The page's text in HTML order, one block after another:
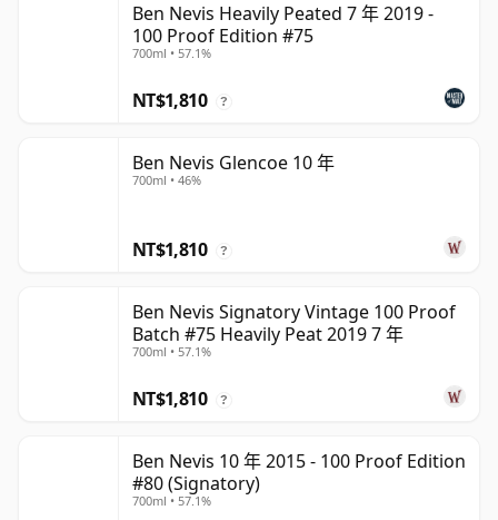
Ben Nevis Heavily Peated 7 年 2019 -
100 Proof Edition #75
700ml • 57.1%
NT$1,810 ?
Ben Nevis Glencoe 10 年
700ml • 46%
NT$1,810 ?
Ben Nevis Signatory Vintage 100 Proof
Batch #75 Heavily Peat 2019 7 年
700ml • 57.1%
NT$1,810 ?
Ben Nevis 10 年 2015 - 100 Proof Edition
#80 (Signatory)
700ml • 57.1%